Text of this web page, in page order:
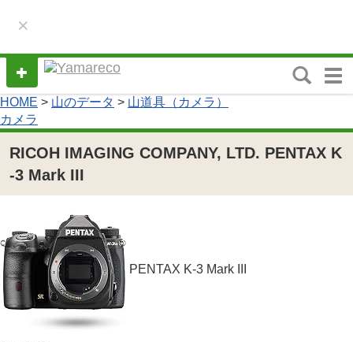
×
M
e
u
HOME > 山のデータ > 山道具（カメラ）
カメラ
RICOH IMAGING COMPANY, LTD. PENTAX K
-3 Mark III
PENTAX K-3 Mark III